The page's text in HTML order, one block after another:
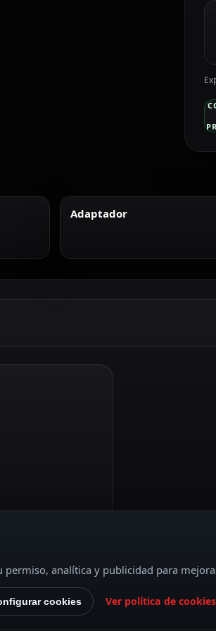
Adaptador
analítica y publicidad para
cookies Ver política de cookies